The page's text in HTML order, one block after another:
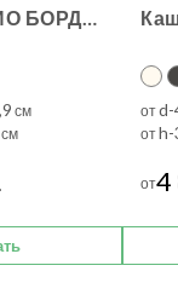
Горшок ДОПИО БОРДО ТОСКАНА XXL
см
см
отd-
отh-
от4